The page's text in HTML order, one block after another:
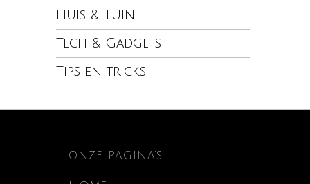
Huis & Tuin
Tech & Gadgets
Tips en tricks
ONZE PAGINA’S